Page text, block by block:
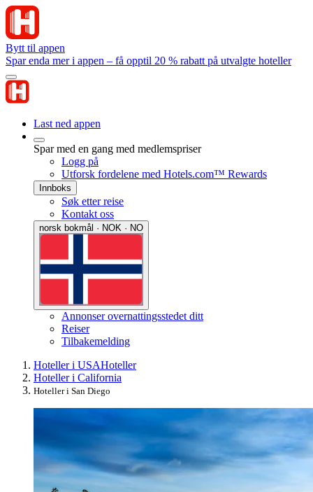
Bytt til appen
Spar enda mer i appen – få opptil 20 % rabatt på utvalgte hoteller
Last ned appen
Spar med en gang med medlemspriser
Logg på
Utforsk fordelene med Hotels.com™ Rewards
Innboks
Søk etter reise
Kontakt oss
norsk bokmål · NOK · NO
Annonser overnattingsstedet ditt
Reiser
Tilbakemelding
Hoteller i USAHoteller
Hoteller i California
Hoteller i San Diego